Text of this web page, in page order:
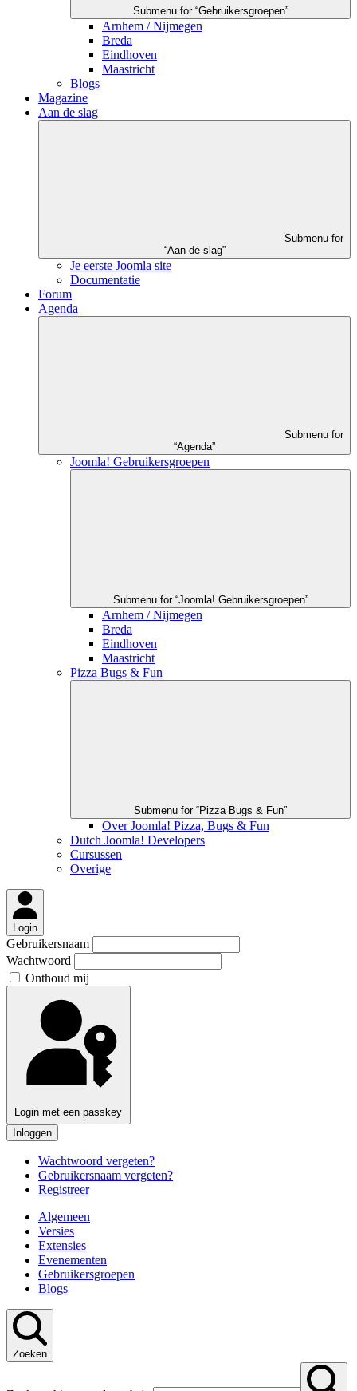
Submenu for “Gebruikersgroepen”
Arnhem / Nijmegen
Breda
Eindhoven
Maastricht
Blogs
Magazine
Aan de slag
Submenu for
“Aan de slag”
Je eerste Joomla site
Documentatie
Forum
Agenda
Submenu for
“Agenda”
Joomla! Gebruikersgroepen
Submenu for “Joomla! Gebruikersgroepen”
Arnhem / Nijmegen
Breda
Eindhoven
Maastricht
Pizza Bugs & Fun
Submenu for “Pizza Bugs & Fun”
Over Joomla! Pizza, Bugs & Fun
Dutch Joomla! Developers
Cursussen
Overige
Login
Gebruikersnaam
Wachtwoord
Onthoud mij
Login met een passkey
Inloggen
Wachtwoord vergeten?
Gebruikersnaam vergeten?
Registreer
Algemeen
Versies
Extensies
Evenementen
Gebruikersgroepen
Blogs
Zoeken